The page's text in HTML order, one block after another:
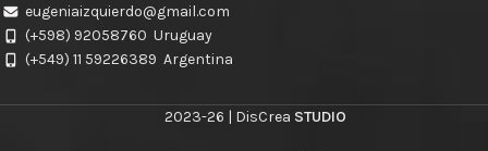
eugeniaizquierdo@gmail.com
(+598) 92058760 Uruguay
(+549) 11 59226389 Argentina
2023-26 | DisCrea STUDIO